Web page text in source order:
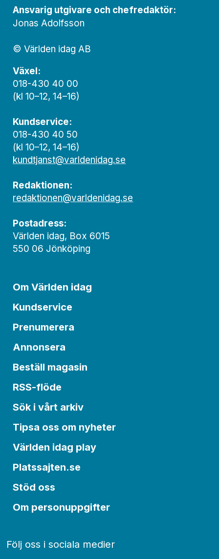
Ansvarig utgivare och chef­redaktör:
Jonas Adolfsson
© Världen idag AB
Växel:
018-430 40 00
(kl 10–12, 14–16)
Kundservice:
018-430 40 50
(kl 10–12, 14–16)
kundtjanst@varldenidag.se
Redaktionen:
redaktionen@varldenidag.se
Postadress:
Världen idag, Box 6015
550 06 Jönköping
Om Världen idag
Kundservice
Prenumerera
Annonsera
Beställ magasin
RSS-flöde
Sök i vårt arkiv
Tipsa oss om nyheter
Världen idag play
Platssajten.se
Stöd oss
Om personuppgifter
Följ oss i sociala medier